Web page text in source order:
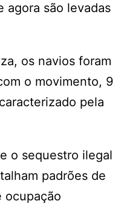
agora são levadas
os navios foram
o movimento, 9
pela
o sequestro ilegal
padrões de
ocupação